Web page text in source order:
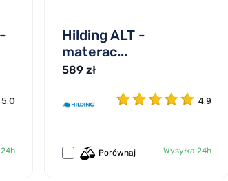
5.0
24h
Hilding ALT -
materac...
589 zł
4.9
Porównaj Wysyłka 24h